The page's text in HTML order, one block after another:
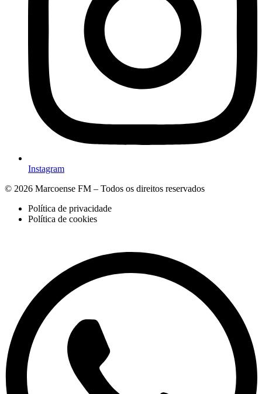
Instagram
© 2026 Marcoense FM – Todos os direitos reservados
Política de privacidade
Política de cookies